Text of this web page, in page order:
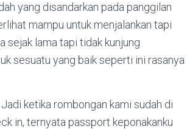
yang disandarkan pada panggilan
mampu untuk menjalankan tapi
sejak lama tapi tidak kunjung
sesuatu yang baik seperti ini rasanya
ketika rombongan kami sudah di
in, ternyata passport keponakanku